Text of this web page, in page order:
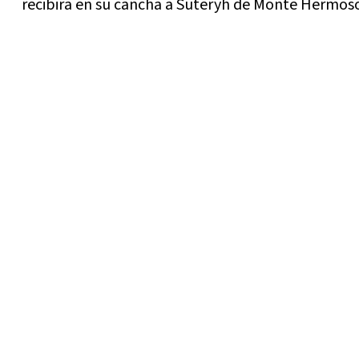
recibira en su cancha a Suteryh de Monte